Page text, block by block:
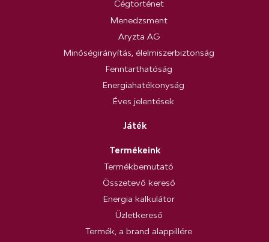
Cégtörténet
Menedzsment
Aryzta AG
Minőségirányítás, élelmiszerbiztonság
Fenntarthatóság
Energiahatékonyság
Éves jelentések
Játék
Termékeink
Termékbemutató
Összetevő kereső
Energia kalkulátor
Üzletkereső
Termék, a brand alappillére